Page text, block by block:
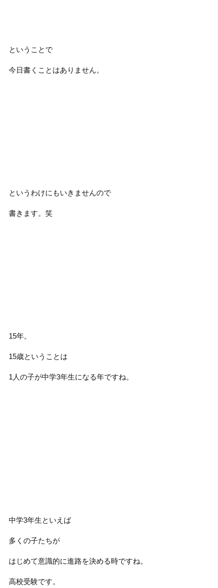
ということで
今日書くことはありません。
というわけにもいきませんので
書きます。笑
15年。
15歳ということは
1人の子が中学3年生になる年ですね。
中学3年生といえば
多くの子たちが
はじめて意識的に進路を決める時ですね。
高校受験です。